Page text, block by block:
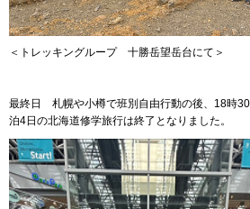
＜トレッキングループ 十勝岳望岳台にて＞
最終日 札幌や小樽で班別自由行動の後、18時
泊4日の北海道修学旅行は終了となりました。